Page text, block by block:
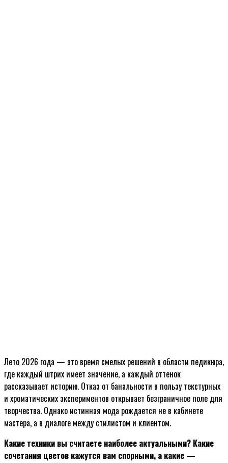
Лето 2026 года — это время смелых решений в области педикюра,
где каждый штрих имеет значение, а каждый оттенок
рассказывает историю. Отказ от банальности в пользу текстурных
и хроматических экспериментов открывает безграничное поле для
творчества. Однако истинная мода рождается не в кабинете
мастера, а в диалоге между стилистом и клиентом.
Какие техники вы считаете наиболее актуальными? Какие
сочетания цветов кажутся вам спорными, а какие —